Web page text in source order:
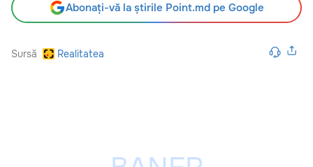
Abonați-vă la știrile Point.md pe Google
Sursă Realitatea